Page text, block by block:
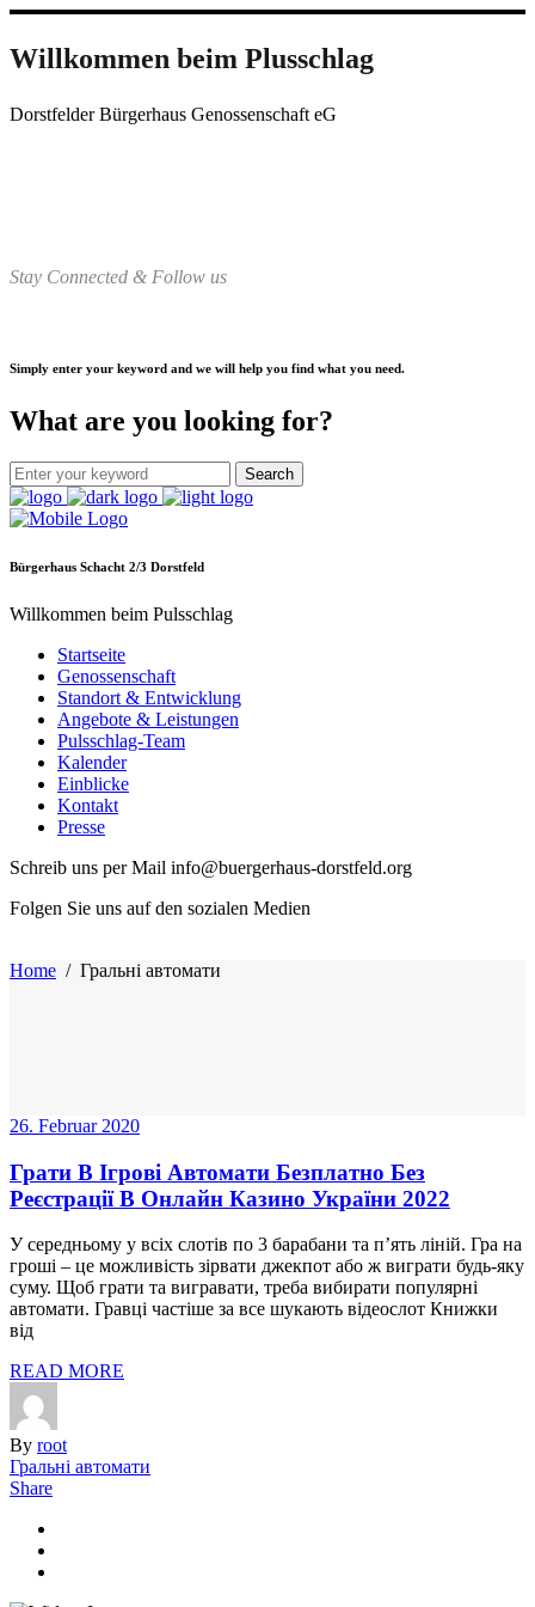
Willkommen beim Plusschlag
Dorstfelder Bürgerhaus Genossenschaft eG
Stay Connected & Follow us
Simply enter your keyword and we will help you find what you need.
What are you looking for?
Bürgerhaus Schacht 2/3 Dorstfeld
Willkommen beim Pulsschlag
Startseite
Genossenschaft
Standort & Entwicklung
Angebote & Leistungen
Pulsschlag-Team
Kalender
Einblicke
Kontakt
Presse
Schreib uns per Mail info@buergerhaus-dorstfeld.org
Folgen Sie uns auf den sozialen Medien
Home / Гральні автомати
26. Februar 2020
Грати В Ігрові Автомати Безплатно Без
Реєстрації В Онлайн Казино України 2022
У середньому у всіх слотів по 3 барабани та п’ять ліній. Гра на
гроші – це можливість зірвати джекпот або ж виграти будь-яку
суму. Щоб грати та вигравати, треба вибирати популярні
автомати. Гравці частіше за все шукають відеослот Книжки
від
READ MORE
By root
Гральні автомати
Share